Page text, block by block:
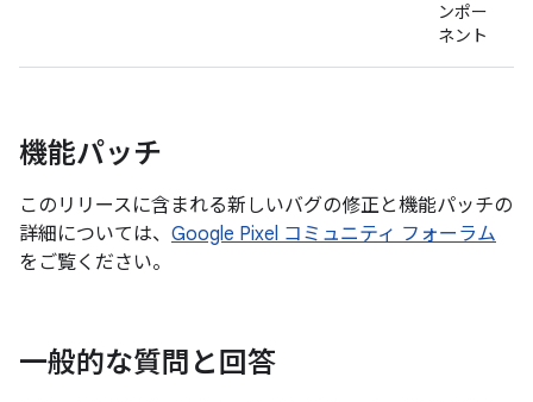
ンポー
ネント
機能パッチ
このリリースに含まれる新しいバグの修正と機能パッチの
詳細については、 Google Pixel コミュニティ フォーラム
をご覧ください。
一般的な質問と回答